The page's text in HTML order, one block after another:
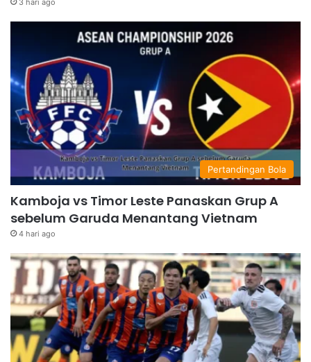
Pertandingan Bola
Kamboja vs Timor Leste Panaskan Grup A
sebelum Garuda Menantang Vietnam
4 hari ago